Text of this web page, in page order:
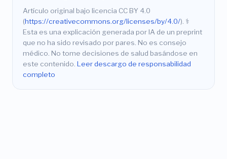
Artículo original bajo licencia CC BY 4.0
(https://creativecommons.org/licenses/by/4.0/). ⚕️
Esta es una explicación generada por IA de un preprint
que no ha sido revisado por pares. No es consejo
médico. No tome decisiones de salud basándose en
este contenido. Leer descargo de responsabilidad
completo